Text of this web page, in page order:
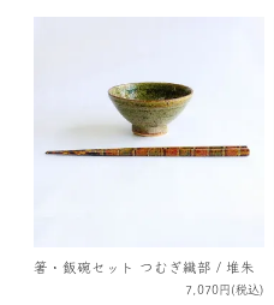
箸・飯碗セット つむぎ織部 / 堆朱
7,070円(税込)